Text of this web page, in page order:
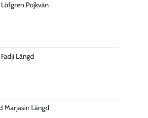
Pojkvän
Längd
Marjasin Längd